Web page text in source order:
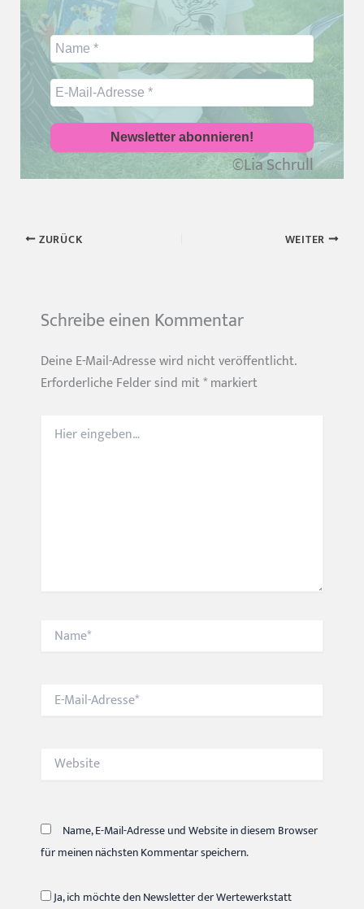
©Lia Schrull
ZURÜCK WEITER
Schreibe einen Kommentar
Deine E-Mail-Adresse wird nicht veröffentlicht.
Erforderliche Felder sind mit*markiert
eingeben…
Name*
Mail-
Website
Name, E-Mail-Adresse und Website in diesem Browser
für meinen nächsten Kommentar speichern.
Ja, ich möchte den Newsletter der Wertewerkstatt